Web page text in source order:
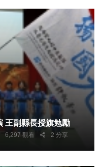
王副縣長授旗勉勵
6,297 觀看 2 分享